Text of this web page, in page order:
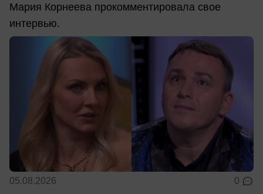
Мария Корнеева прокомментировала свое
интервью.
05.08.2026 0